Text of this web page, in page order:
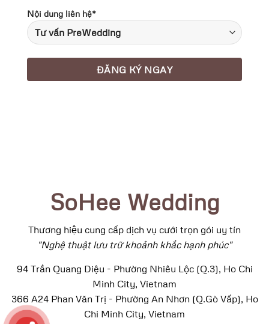
Nội dung liên hệ*
SoHee Wedding
Thương hiệu cung cấp dịch vụ cưới trọn gói uy tín
"Nghệ thuật lưu trữ khoảnh khắc hạnh phúc"
94 Trần Quang Diệu - Phường Nhiêu Lộc (Q.3), Ho Chi
Minh City, Vietnam
366 A24 Phan Văn Trị - Phường An Nhơn (Q.Gò Vấp), Ho
Chi Minh City, Vietnam